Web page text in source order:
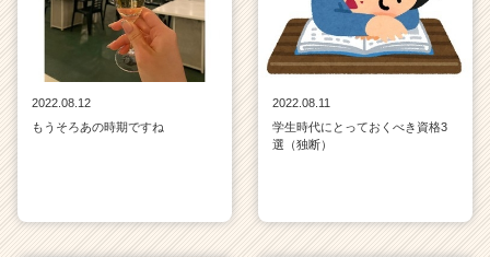
2022.08.12
もうそろあの時期ですね
2022.08.11
学生時代にとっておくべき資格3
選（独断）